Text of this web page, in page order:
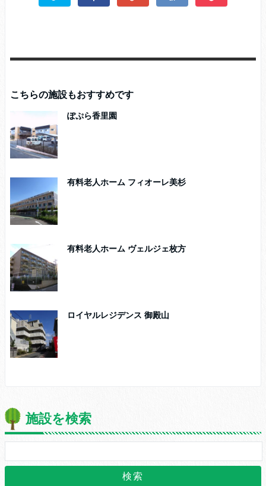
こちらの施設もおすすめです
ぽぷら香里園
有料老人ホーム フィオーレ美杉
有料老人ホーム ヴェルジェ枚方
ロイヤルレジデンス 御殿山
施設を検索